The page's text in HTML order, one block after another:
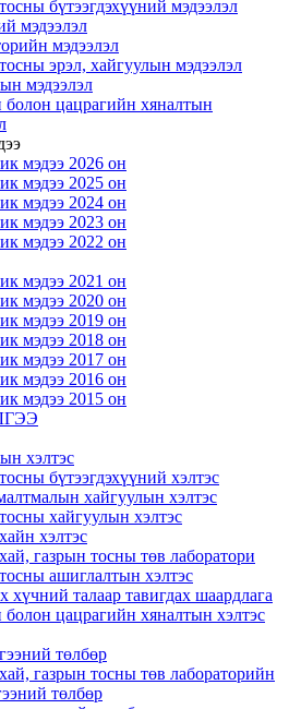
бүтээгдэхүүний мэдээлэл
мэдээлэл
мэдээлэл
эрэл, хайгуулын мэдээлэл
мэдээлэл
цацрагийн хяналтын
мэдээ 2026 он
мэдээ 2025 он
мэдээ 2024 он
мэдээ 2023 он
мэдээ 2022 он
мэдээ 2021 он
мэдээ 2020 он
мэдээ 2019 он
мэдээ 2018 он
мэдээ 2017 он
мэдээ 2016 он
мэдээ 2015 он
хэлтэс
бүтээгдэхүүний хэлтэс
хайгуулын хэлтэс
хайгуулын хэлтэс
хэлтэс
газрын тосны төв лаборатори
ашиглалтын хэлтэс
хүчний талаар тавигдах шаардлага
цацрагийн хяналтын хэлтэс
төлбөр
газрын тосны төв лабораторийн
төлбөр